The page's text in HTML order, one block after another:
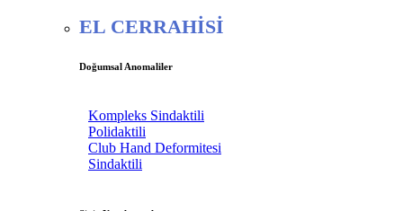
EL CERRAHİSİ
Doğumsal Anomaliler
Kompleks Sindaktili
Polidaktili
Club Hand Deformitesi
Sindaktili